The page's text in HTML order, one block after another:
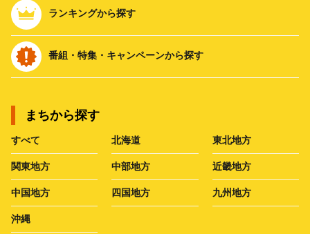
ランキングから探す
番組・特集・キャンペーンから探す
まちから探す
すべて 北海道 東北地方
関東地方 中部地方 近畿地方
中国地方 四国地方 九州地方
沖縄